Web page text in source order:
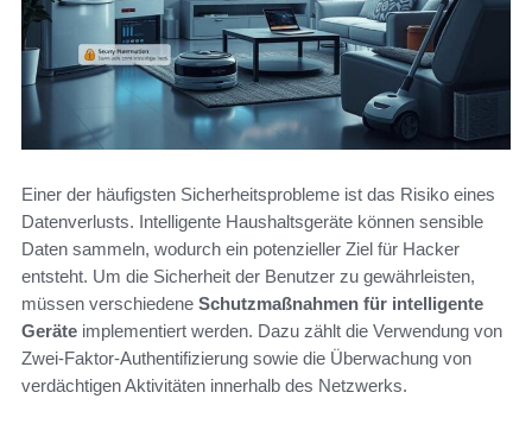
Einer der häufigsten Sicherheitsprobleme ist das Risiko eines
Datenverlusts. Intelligente Haushaltsgeräte können sensible
Daten sammeln, wodurch ein potenzieller Ziel für Hacker
entsteht. Um die Sicherheit der Benutzer zu gewährleisten,
müssen verschiedene Schutzmaßnahmen für intelligente
Geräte implementiert werden. Dazu zählt die Verwendung von
Zwei-Faktor-Authentifizierung sowie die Überwachung von
verdächtigen Aktivitäten innerhalb des Netzwerks.